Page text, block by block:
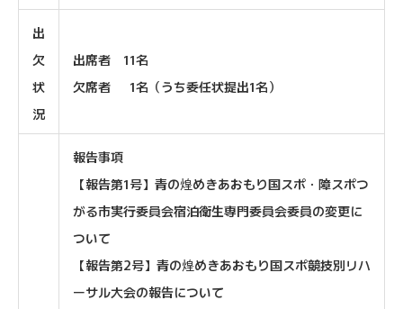
出
欠
状
況
出席者 11名
欠席者 1名（うち委任状提出1名）
報告事項
【報告第1号】青の煌めきあおもり国スポ・障スポつ
がる市実行委員会宿泊衛生専門委員会委員の変更に
ついて
【報告第2号】青の煌めきあおもり国スポ競技別リハ
ーサル大会の報告について